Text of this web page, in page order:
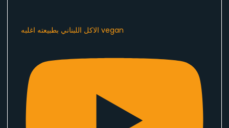
الاكل اللبناني بطبيعته اغلبه vegan